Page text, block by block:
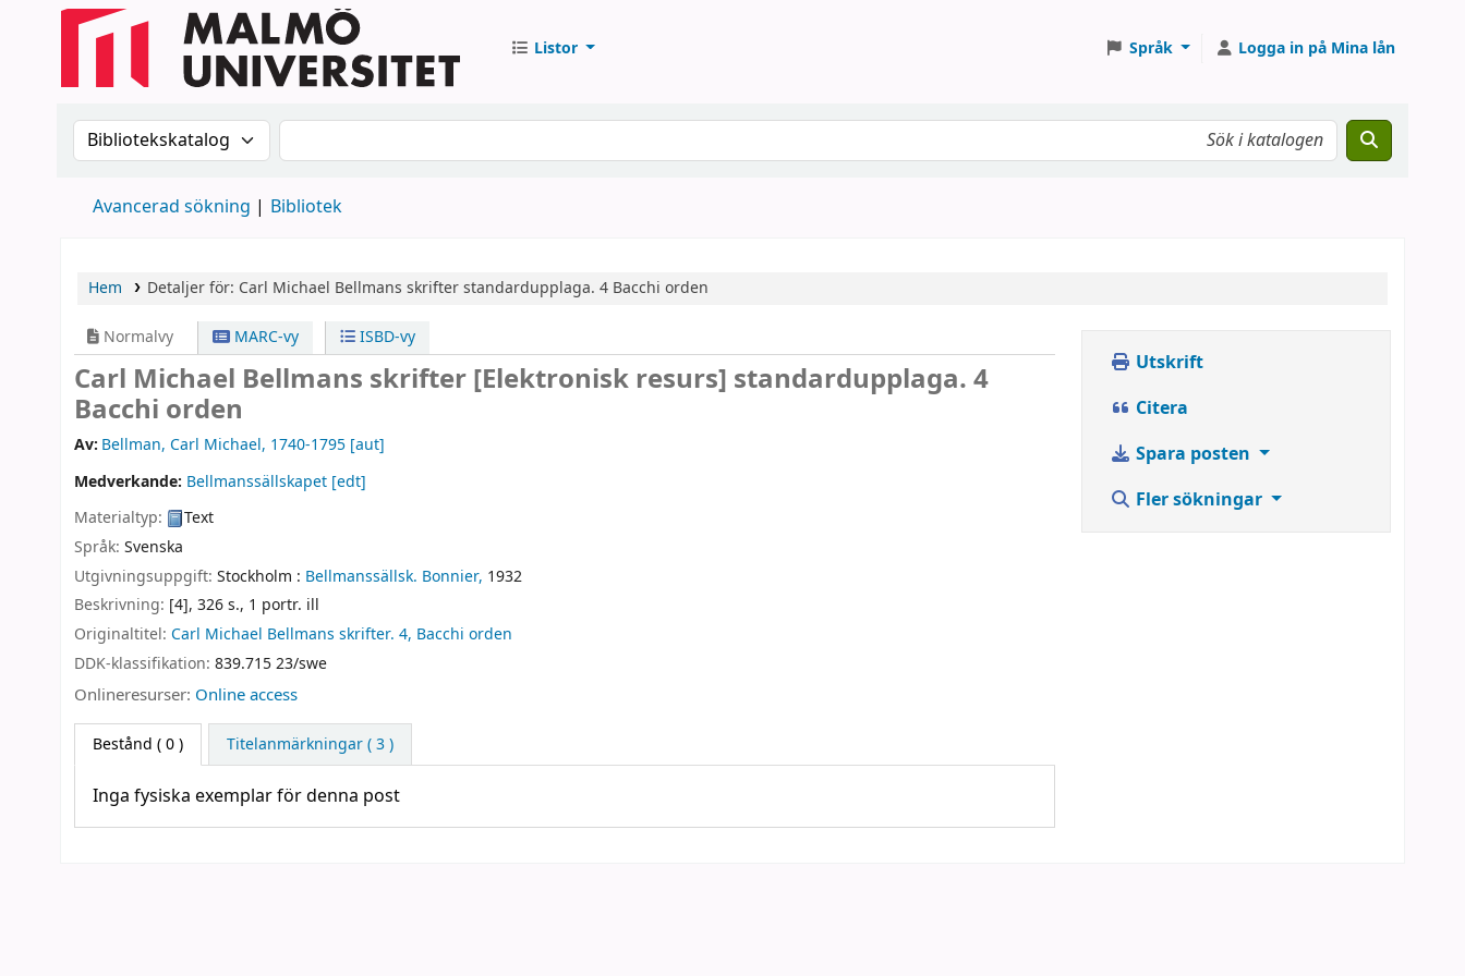
Listor Språk Logga in på Mina lån
Sök i katalogen efter:Sök i katalogen
Avancerad sökning Bibliotek
Hem Detaljer för: Carl Michael Bellmans skrifterstandardupplaga. 4 Bacchi orden
Normalvy MARC-vy ISBD-vy
Carl Michael Bellmans skrifter[Elektronisk resurs] standardupplaga. 4
Bacchi orden
Av: Bellman, Carl Michael, 1740-1795 [aut]
Medverkande: Bellmanssällskapet [edt]
Materialtyp:
Text
Språk: Svenska
Utgivningsuppgift: Stockholm : Bellmanssällsk. Bonnier, 1932
Beskrivning: [4], 326 s., 1 portr. ill
Originaltitel: Carl Michael Bellmans skrifter. 4, Bacchi orden
DDK-klassifikation: 839.715 23/swe
Onlineresurser: Online access
Bestånd ( 0 ) Titelanmärkningar ( 3 )
Inga fysiska exemplar för denna post
Utskrift
Citera
Spara posten
Fler sökningar